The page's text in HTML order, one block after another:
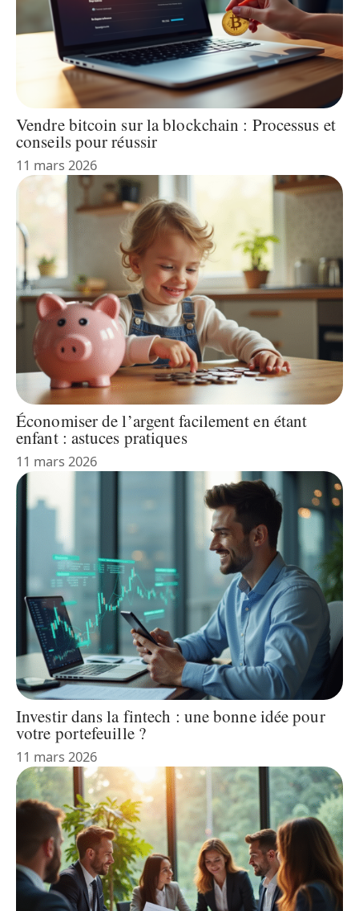
Vendre bitcoin sur la blockchain : Processus et
conseils pour réussir
11 mars 2026
Économiser de l’argent facilement en étant
enfant : astuces pratiques
11 mars 2026
Investir dans la fintech : une bonne idée pour
votre portefeuille ?
11 mars 2026